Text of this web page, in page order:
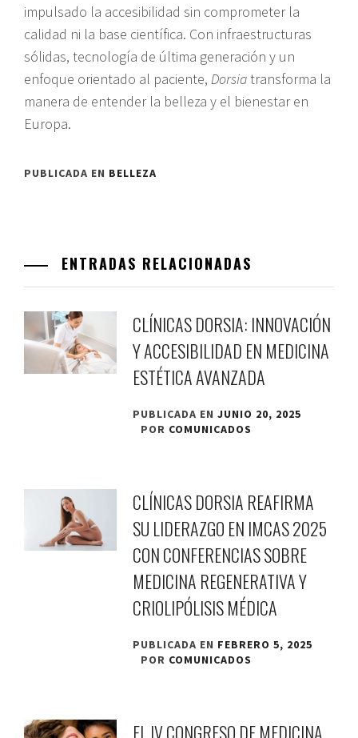
impulsado la accesibilidad sin comprometer la
calidad ni la base científica. Con infraestructuras
sólidas, tecnología de última generación y un
enfoque orientado al paciente, Dorsiatransforma la
manera de entender la belleza y el bienestar en
Europa.
PUBLICADA EN BELLEZA
ENTRADAS RELACIONADAS
CLÍNICAS DORSIA: INNOVACIÓN
Y ACCESIBILIDAD EN MEDICINA
ESTÉTICA AVANZADA
PUBLICADA ENJUNIO 20, 2025
POR COMUNICADOS
CLÍNICAS DORSIA REAFIRMA
SU LIDERAZGO EN IMCAS 2025
CON CONFERENCIAS SOBRE
MEDICINA REGENERATIVA Y
CRIOLIPÓLISIS MÉDICA
PUBLICADA EN FEBRERO 5, 2025
POR COMUNICADOS
EL IV CONGRESO DE MEDICINA